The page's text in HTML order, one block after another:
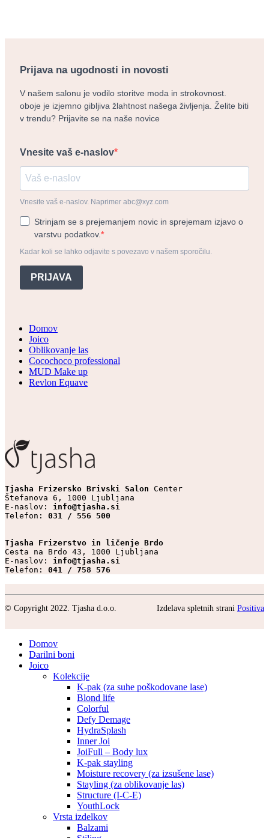
Prijava na ugodnosti in novosti
V našem salonu je vodilo storitve moda in strokovnost.
oboje je izjemno gibljiva žlahtnost našega življenja. Želite biti
v trendu? Prijavite se na naše novice
Vnesite vaš e-naslov
Vnesite vaš e-naslov. Naprimer abc@xyz.com
Strinjam se s prejemanjem novic in sprejemam izjavo o
varstvu podatkov.
Kadar koli se lahko odjavite s povezavo v našem sporočilu.
PRIJAVA
Domov
Joico
Oblikovanje las
Cocochoco professional
MUD Make up
Revlon Equave
Tjasha Frizersko Brivski Salon Center
Štefanova 6, 1000 Ljubljana
E-naslov: info@tjasha.si
Telefon: 031 / 556 500
Tjasha Frizerstvo in ličenje Brdo
Cesta na Brdo 43, 1000 Ljubljana
E-naslov: info@tjasha.si
Telefon: 041 / 758 576
© Copyright 2022. Tjasha d.o.o. Izdelava spletnih strani Positiva
Domov
Darilni boni
Joico
Kolekcije
K-pak (za suhe poškodovane lase)
Blond life
Colorful
Defy Demage
HydraSplash
Inner Joi
JoiFull – Body lux
K-pak stayling
Moisture recovery (za izsušene lase)
Stayling (za oblikovanje las)
Structure (I-C-E)
YouthLock
Vrsta izdelkov
Balzami